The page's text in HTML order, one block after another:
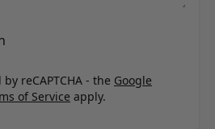
reCAPTCHA - the Google
of Service apply.